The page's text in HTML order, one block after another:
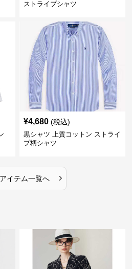
ストライプシャツ
¥4,680 (税込)
黒シャツ 上質コットン ストライ
プ柄シャツ
イテム一覧へ ›